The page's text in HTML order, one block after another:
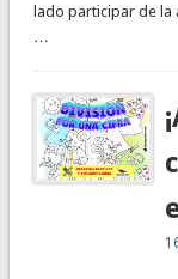
lado participar de
…